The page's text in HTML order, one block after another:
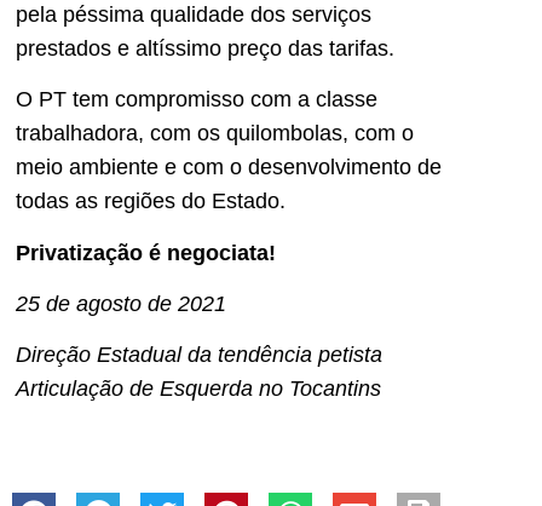
pela péssima qualidade dos serviços
prestados e altíssimo preço das tarifas.
O PT tem compromisso com a classe
trabalhadora, com os quilombolas, com o
meio ambiente e com o desenvolvimento de
todas as regiões do Estado.
Privatização é negociata!
25 de agosto de 2021
Direção Estadual da tendência petista
Articulação de Esquerda no Tocantins